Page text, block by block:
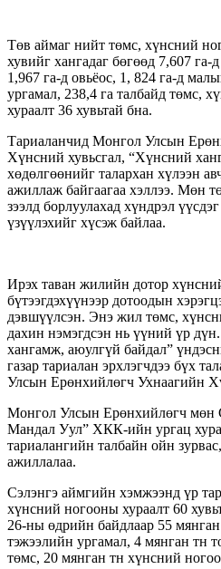
Төв аймаг нийт төмс, хүнсний
хувийг хангадаг бөгөөд 7,607 га-
1,967 га-д овьёос, 1, 824 га-д
ургамал, 238,4 га талбайд төмс,
хураалт 36 хувьтай бна.
Тариаланчид Монгол Улсын
Хүнсний хувьсгал, “Хүнсний
хөдөлгөөнийг талархан хүлээн
ажиллаж байгаагаа хэллээ. Мөн
зээлд борлуулахад хүндрэл
үзүүлэхийг хүсэж байлаа.
Ирэх таван жилийн дотор
бүтээгдэхүүнээр дотоодын
дэвшүүлсэн. Энэ жил төмс,
дахин нэмэгдсэн нь үүний үр
хангамж, аюулгүй байдал”
газар тариалан эрхлэгчдээ бүх
Улсын Ерөнхийлөгч Ухнаагийн
Монгол Улсын Ерөнхийлөгч мөн
Мандал Уул” ХКК-ийн ургац
тариалангийн талбайн ойн
ажиллалаа.
Сэлэнгэ аймгийн хэмжээнд үр
хүнсний ногооны хураалт 60
26-ны өдрийн байдлаар 55
тэжээлийн ургамал, 4 мянган тн
төмс, 20 мянган тн хүнсний